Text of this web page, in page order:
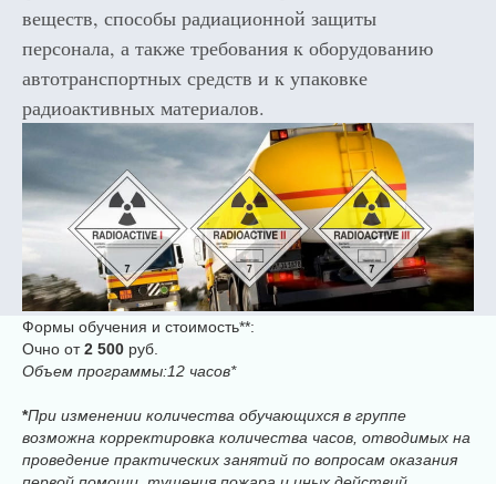
веществ, способы радиационной защиты
персонала, а также требования к оборудованию
автотранспортных средств и к упаковке
радиоактивных материалов.
Формы обучения и стоимость**:
Очно от2 500 руб.
Объем программы:12 часов*
*При изменении количества обучающихся в группе
возможна корректировка количества часов, отводимых на
проведение практических занятий по вопросам оказания